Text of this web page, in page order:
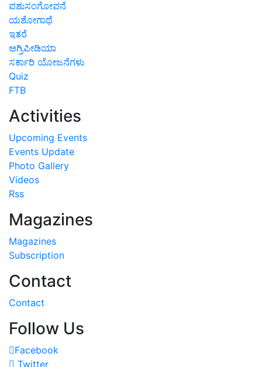
ಪಶುಸಂಗೋಪನೆ
ಯಶೋಗಾಥೆ
ಇತರೆ
ಅಗ್ರಿಪೀಡಿಯಾ
ಸರ್ಕಾರಿ ಯೋಜನೆಗಳು
Quiz
FTB
Activities
Upcoming Events
Events Update
Photo Gallery
Videos
Rss
Magazines
Magazines
Subscription
Contact
Contact
Follow Us
Facebook
Twitter